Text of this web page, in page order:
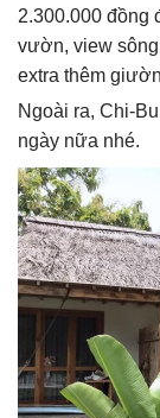
2.300.000 đồng
vườn, view
extra thêm
Ngoài ra, Chi-
ngày nữa nhé.